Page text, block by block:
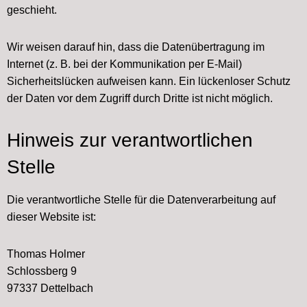
geschieht.
Wir weisen darauf hin, dass die Datenübertragung im
Internet (z. B. bei der Kommunikation per E-Mail)
Sicherheitslücken aufweisen kann. Ein lückenloser Schutz
der Daten vor dem Zugriff durch Dritte ist nicht möglich.
Hinweis zur verantwortlichen
Stelle
Die verantwortliche Stelle für die Datenverarbeitung auf
dieser Website ist:
Thomas Holmer
Schlossberg 9
97337 Dettelbach